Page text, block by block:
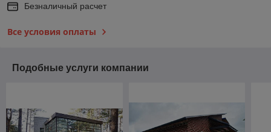
Безналичный расчет
Все условия оплаты
Подобные услуги компании